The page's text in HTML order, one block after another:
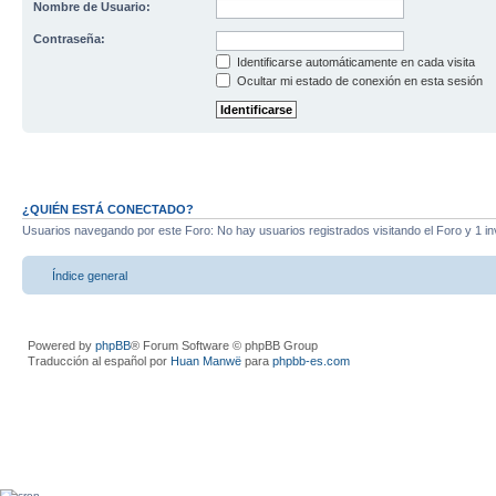
Nombre de Usuario:
Contraseña:
Identificarse automáticamente en cada visita
Ocultar mi estado de conexión en esta sesión
¿QUIÉN ESTÁ CONECTADO?
Usuarios navegando por este Foro: No hay usuarios registrados visitando el Foro y 1
Índice general
Powered by phpBB® Forum Software © phpBB Group
Traducción al español por Huan Manwë para phpbb-es.com